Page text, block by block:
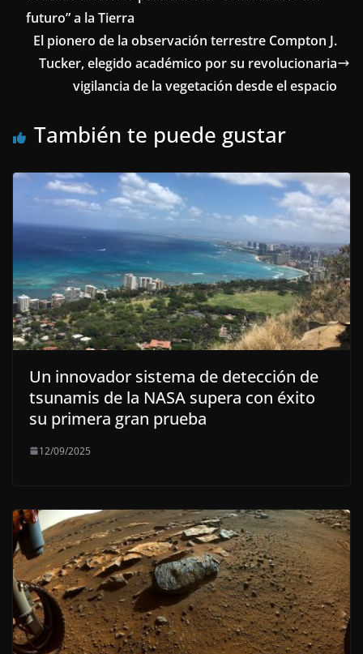
futuro” a la Tierra
El pionero de la observación terrestre Compton J.
Tucker, elegido académico por su revolucionaria
vigilancia de la vegetación desde el espacio
También te puede gustar
Un innovador sistema de detección de
tsunamis de la NASA supera con éxito
su primera gran prueba
12/09/2025